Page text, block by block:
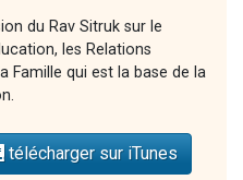
du Rav Sitruk sur le
les Relations
Famille qui est la base de la
télécharger sur iTunes